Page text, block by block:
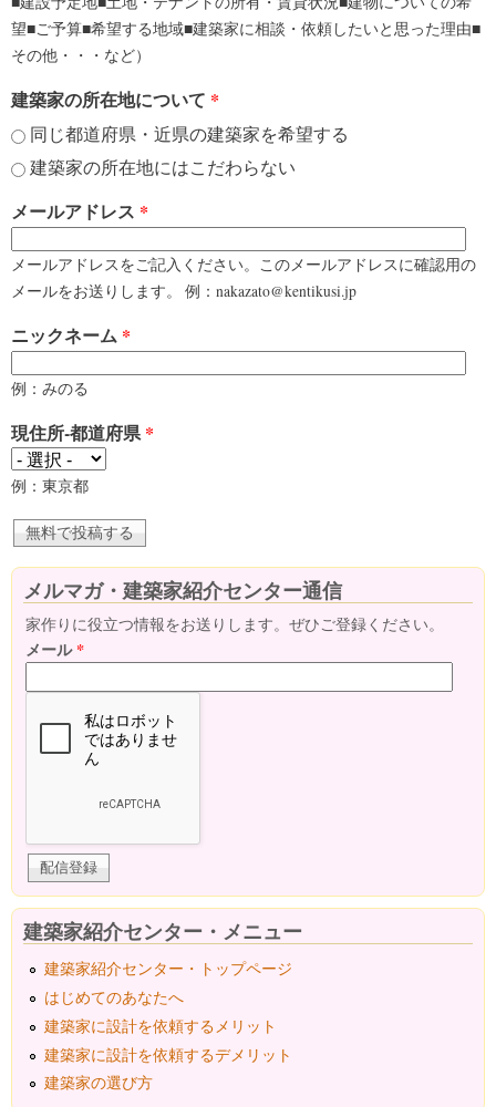
望■ご予算■希望する地域■建築家に相談・依頼したいと思った理由■
その他・・・など）
建築家の所在地について *
同じ都道府県・近県の建築家を希望する
建築家の所在地にはこだわらない
メールアドレス *
メールアドレスをご記入ください。このメールアドレスに確認用の
メールをお送りします。 例：nakazato@kentikusi.jp
ニックネーム *
例：みのる
現住所-都道府県*
例：東京都
メルマガ・建築家紹介センター通信
家作りに役立つ情報をお送りします。ぜひご登録ください。
メール*
建築家紹介センター・メニュー
建築家紹介センター・トップページ
はじめてのあなたへ
建築家に設計を依頼するメリット
建築家に設計を依頼するデメリット
建築家の選び方